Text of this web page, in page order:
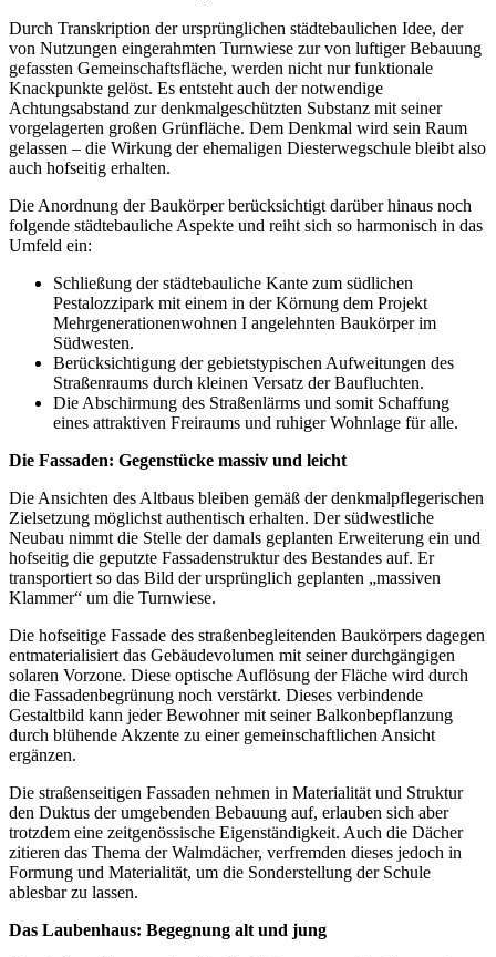
Durch Transkription der ursprünglichen städtebaulichen Idee, der
von Nutzungen eingerahmten Turnwiese zur von luftiger Bebauung
gefassten Gemeinschaftsfläche, werden nicht nur funktionale
Knackpunkte gelöst. Es entsteht auch der notwendige
Achtungsabstand zur denkmalgeschützten Substanz mit seiner
vorgelagerten großen Grünfläche. Dem Denkmal wird sein Raum
gelassen – die Wirkung der ehemaligen Diesterwegschule bleibt also
auch hofseitig erhalten.
Die Anordnung der Baukörper berücksichtigt darüber hinaus noch
folgende städtebauliche Aspekte und reiht sich so harmonisch in das
Umfeld ein:
Schließung der städtebauliche Kante zum südlichen
Pestalozzipark mit einem in der Körnung dem Projekt
Mehrgenerationenwohnen I angelehnten Baukörper im
Südwesten.
Berücksichtigung der gebietstypischen Aufweitungen des
Straßenraums durch kleinen Versatz der Baufluchten.
Die Abschirmung des Straßenlärms und somit Schaffung
eines attraktiven Freiraums und ruhiger Wohnlage für alle.
Die Fassaden: Gegenstücke massiv und leicht
Die Ansichten des Altbaus bleiben gemäß der denkmalpflegerischen
Zielsetzung möglichst authentisch erhalten. Der südwestliche
Neubau nimmt die Stelle der damals geplanten Erweiterung ein und
hofseitig die geputzte Fassadenstruktur des Bestandes auf. Er
transportiert so das Bild der ursprünglich geplanten „massiven
Klammer“ um die Turnwiese.
Die hofseitige Fassade des straßenbegleitenden Baukörpers dagegen
entmaterialisiert das Gebäudevolumen mit seiner durchgängigen
solaren Vorzone. Diese optische Auflösung der Fläche wird durch
die Fassadenbegrünung noch verstärkt. Dieses verbindende
Gestaltbild kann jeder Bewohner mit seiner Balkonbepflanzung
durch blühende Akzente zu einer gemeinschaftlichen Ansicht
ergänzen.
Die straßenseitigen Fassaden nehmen in Materialität und Struktur
den Duktus der umgebenden Bebauung auf, erlauben sich aber
trotzdem eine zeitgenössische Eigenständigkeit. Auch die Dächer
zitieren das Thema der Walmdächer, verfremden dieses jedoch in
Formung und Materialität, um die Sonderstellung der Schule
ablesbar zu lassen.
Das Laubenhaus: Begegnung alt und jung